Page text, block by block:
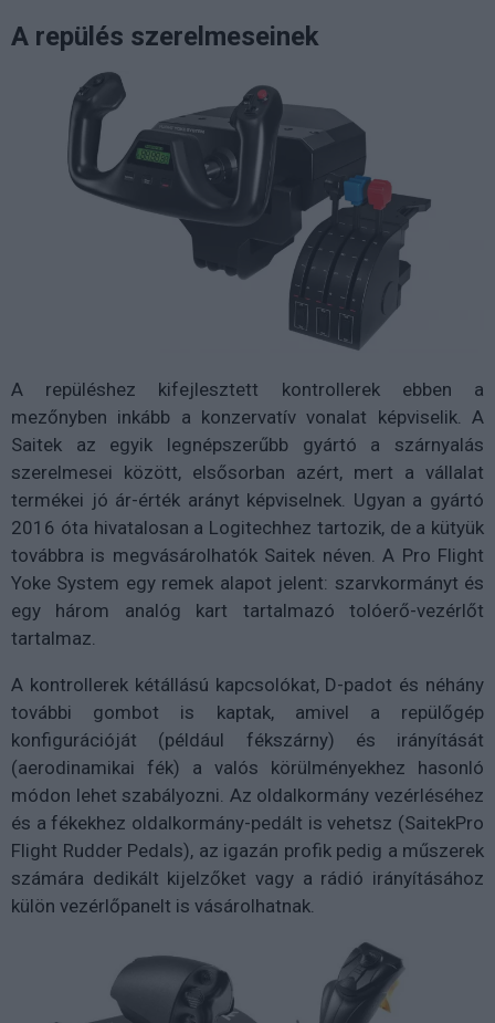
A repülés szerelmeseinek
A repüléshez kifejlesztett kontrollerek ebben a
mezőnyben inkább a konzervatív vonalat képviselik. A
Saitek az egyik legnépszerűbb gyártó a szárnyalás
szerelmesei között, elsősorban azért, mert a vállalat
termékei jó ár-érték arányt képviselnek. Ugyan a gyártó
2016 óta hivatalosan a Logitechhez tartozik, de a kütyük
továbbra is megvásárolhatók Saitek néven. A Pro Flight
Yoke System egy remek alapot jelent: szarvkormányt és
egy három analóg kart tartalmazó tolóerő-vezérlőt
tartalmaz.
A kontrollerek kétállású kapcsolókat, D-padot és néhány
további gombot is kaptak, amivel a repülőgép
konfigurációját (például fékszárny) és irányítását
(aerodinamikai fék) a valós körülményekhez hasonló
módon lehet szabályozni. Az oldalkormány vezérléséhez
és a fékekhez oldalkormány-pedált is vehetsz (SaitekPro
Flight Rudder Pedals), az igazán profik pedig a műszerek
számára dedikált kijelzőket vagy a rádió irányításához
külön vezérlőpanelt is vásárolhatnak.